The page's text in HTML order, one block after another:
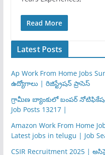
Read More
Latest Posts
Ap Work From Home Jobs
ఉద్యోగాలు | రిజిస్ట్రేషన్ ప్రాసెస్
గ్రామీణ బ్యాంకులో బంపర్
Job Posts 13217 |
Amazon Work From Home
Latest jobs in telugu | Job
CSIR Recruitment 2025 |